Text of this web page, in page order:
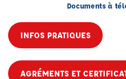
Documents à
INFOS PRATIQUES
AGRÉMENTS ET